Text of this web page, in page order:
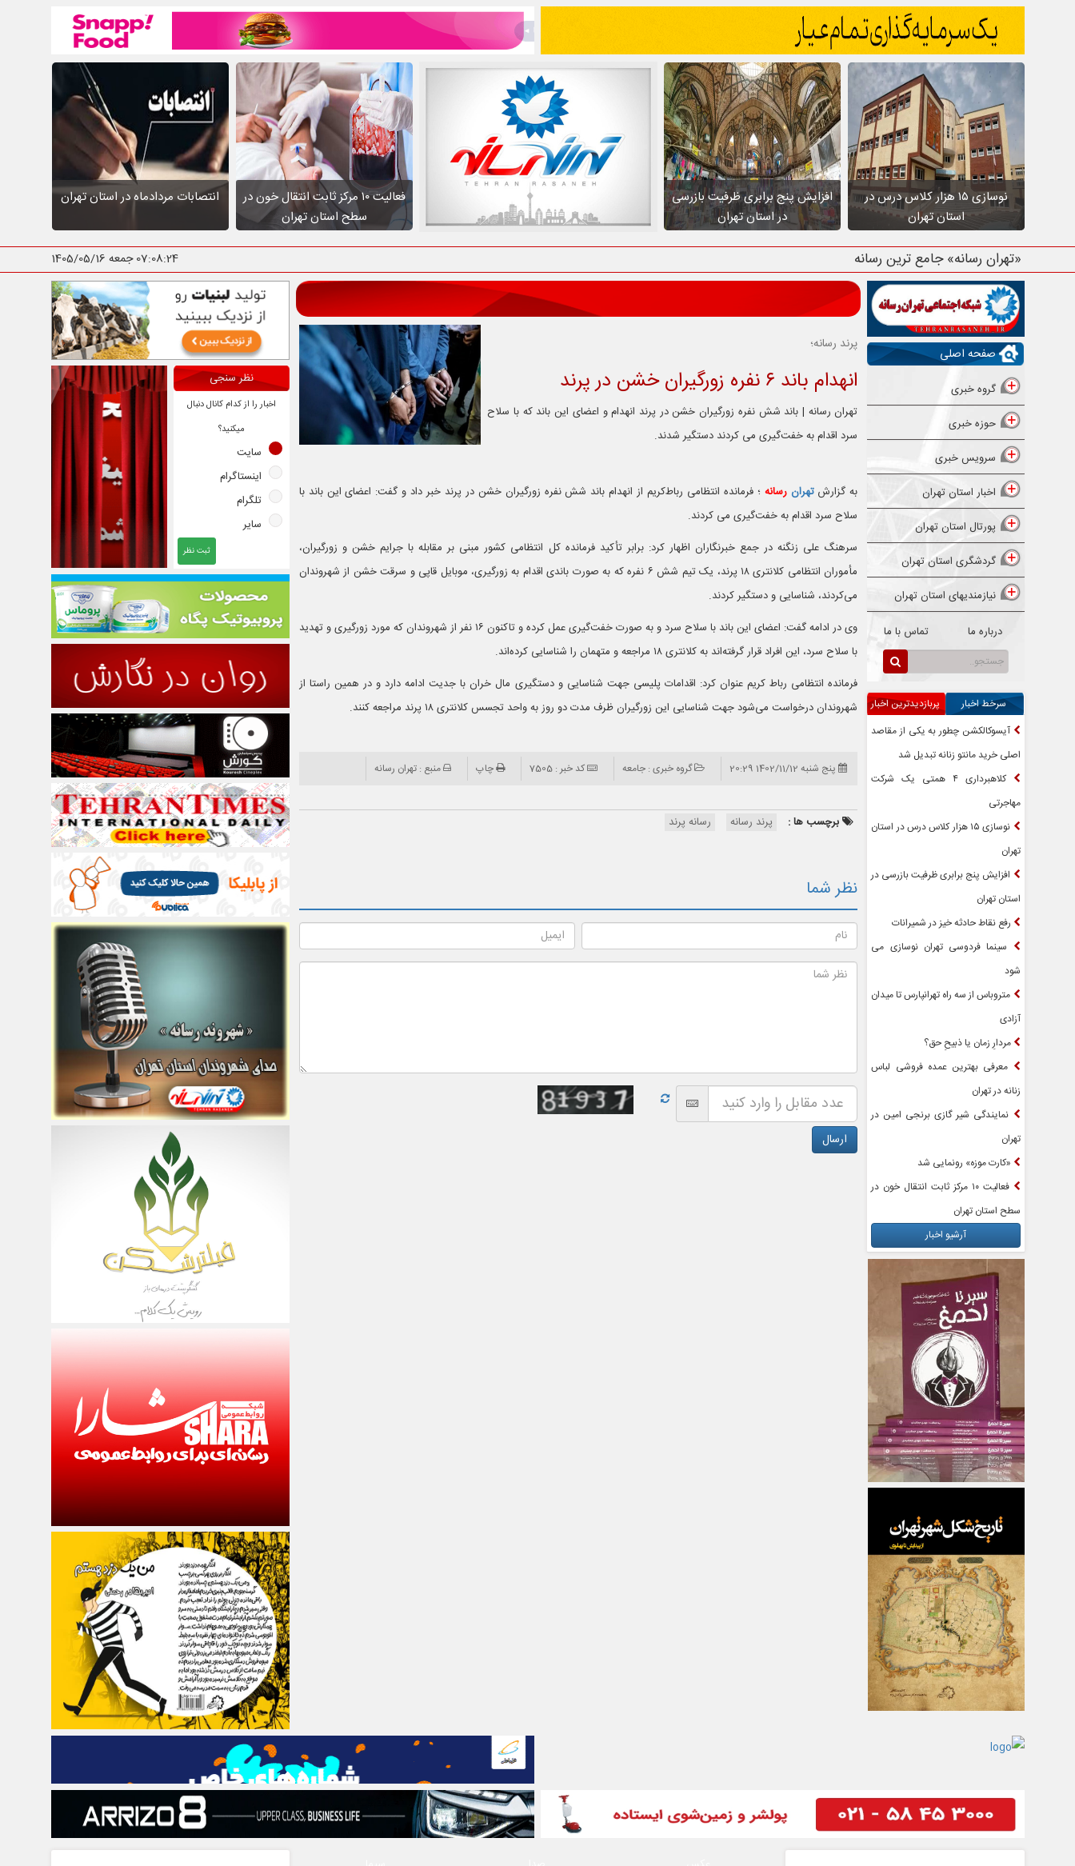
نوسازی ۱۵ هزار کلاس درس در
استان تهران
افزایش پنج برابری ظرفیت بازرسی
در استان تهران
فعالیت ۱۰ مرکز ثابت انتقال خون در
سطح استان تهران
انتصابات مردادماه در استان تهران
«تهران رسانه» جامع ترین رسانه استان ت 07:08:25 جمعه 1405/05/16
صفحه اصلی
گروه خبری
حوزه خبری
سرویس خبری
اخبار استان تهران
پورتال استان تهران
گردشگری استان تهران
نیازمندیهای استان تهران
درباره ما تماس با ما
سرخط اخبار
پربازدیدترین اخبار
آیسوکالکشن چطور به یکی از مقاصد
اصلی خرید مانتو زنانه تبدیل شد
کلاهبرداری ۴ همتی یک شرکت
مهاجرتی
نوسازی ۱۵ هزار کلاس درس در استان
تهران
افزایش پنج برابری ظرفیت بازرسی در
استان تهران
رفع نقاط حادثه خیز در شمیرانات
سینما فردوسی تهران نوسازی می
شود
متروباس از سه راه تهرانپارس تا میدان
آزادی
مردارِ زمان یا ذبیحِ حق؟
معرفی بهترین عمده فروشی لباس
زنانه در تهران
نمایندگی شیر گازی برنجی امین در
تهران
«کارت موزه» رونمایی شد
فعالیت ۱۰ مرکز ثابت انتقال خون در
سطح استان تهران
آرشیو اخبار
پرند رسانه؛
انهدام باند ۶ نفره زورگیران خشن در پرند
تهران رسانه | باند شش نفره زورگیران خشن در پرند انهدام و اعضای این باند که با سلاح
سرد اقدام به خفت‌گیری می کردند دستگیر شدند.
به گزارش تهرانرسانه ؛ فرمانده انتظامی رباط‌کریم از انهدام باند شش نفره زورگیران خشن در پرند خبر داد و گفت: اعضای این باند با
سلاح سرد اقدام به خفت‌گیری می کردند.
سرهنگ علی زنگنه در جمع خبرنگاران اظهار کرد: برابر تأکید فرمانده کل انتظامی کشور مبنی بر مقابله با جرایم خشن و زورگیران،
مأموران انتظامی کلانتری ۱۸ پرند، یک تیم شش ۶ نفره که به صورت باندی اقدام به زورگیری، موبایل قاپی و سرقت خشن از شهروندان
می‌کردند، شناسایی و دستگیر کردند.
وی در ادامه گفت: اعضای این باند با سلاح سرد و به صورت خفت‌گیری عمل کرده و تاکنون ۱۶ نفر از شهروندان که مورد زورگیری و تهدید
با سلاح سرد، این افراد قرار گرفته‌اند به کلانتری ١٨ مراجعه و متهمان را شناسایی کرده‌اند.
فرمانده انتظامی رباط کریم عنوان کرد: اقدامات پلیسی جهت شناسایی و دستگیری مال خران با جدیت ادامه دارد و در همین راستا از
شهروندان درخواست می‌شود جهت شناسایی این زورگیران ظرف مدت دو روز به واحد تجسس کلانتری ۱۸ پرند مراجعه کنند.
پنج شنبه 1402/11/12 20:29 گروه خبری : جامعه کد خبر : 7505 چاپ منبع : تهران رسانه
برچسب ها : پرند رسانه رسانه پرند
نظر شما
نظر سنجی
اخبار را از کدام کانال دنبال
میکنید؟
سایت
اینستاگرام
تلگرام
سایر
ثبت نظر